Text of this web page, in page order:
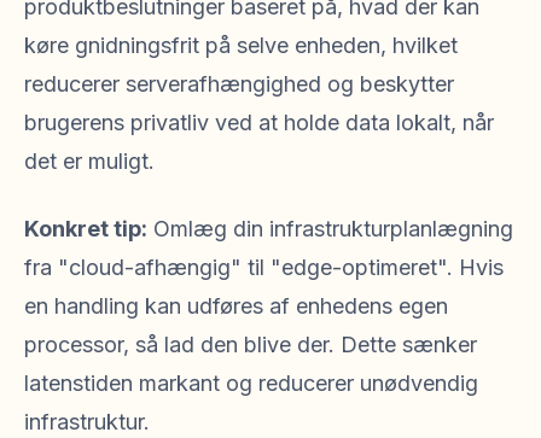
produktbeslutninger baseret på, hvad der kan
køre gnidningsfrit på selve enheden, hvilket
reducerer serverafhængighed og beskytter
brugerens privatliv ved at holde data lokalt, når
det er muligt.
Konkret tip: Omlæg din infrastrukturplanlægning
fra "cloud-afhængig" til "edge-optimeret". Hvis
en handling kan udføres af enhedens egen
processor, så lad den blive der. Dette sænker
latenstiden markant og reducerer unødvendig
infrastruktur.